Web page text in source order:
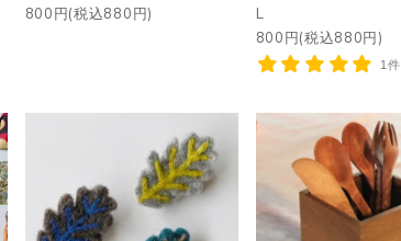
800円(税込880円)
L
800円(税込880円)
1件